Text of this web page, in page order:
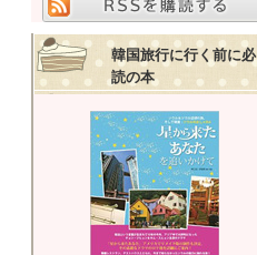
韓国旅行に行く前に必
読の本